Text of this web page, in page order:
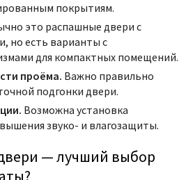
покрытиям.
это распашные двери с
но есть варианты с
для компактных помещений.
проёма. Важно правильно
подгонки двери.
Возможна установка
звуко- и влагозащиты.
— лучший выбор